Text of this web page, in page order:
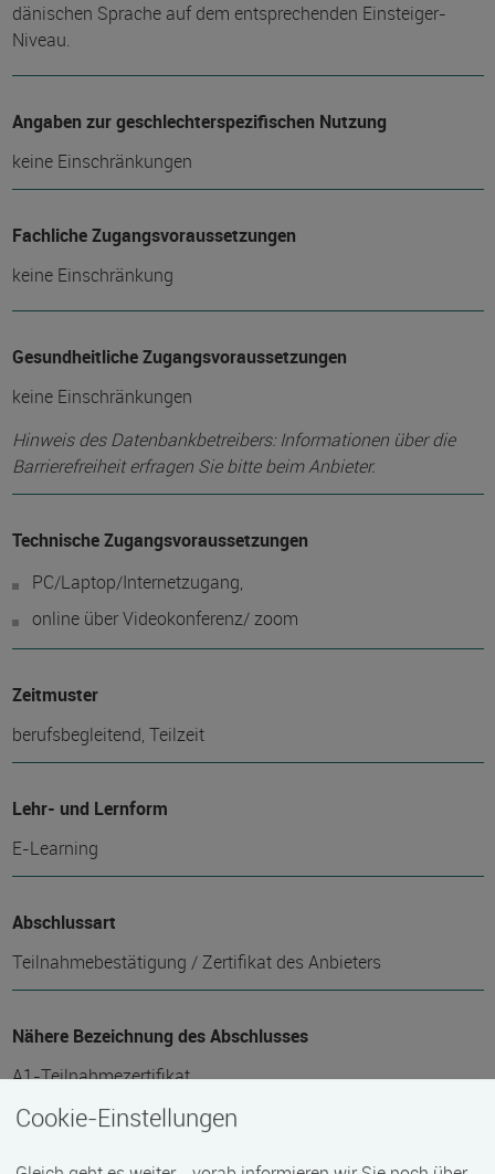
dänischen Sprache auf dem entsprechenden Einsteiger-
Niveau.
Angaben zur geschlechterspezifischen Nutzung
keine Einschränkungen
Fachliche Zugangsvoraussetzungen
keine Einschränkung
Gesundheitliche Zugangsvoraussetzungen
keine Einschränkungen
Hinweis des Datenbankbetreibers: Informationen über die
Barrierefreiheit erfragen Sie bitte beim Anbieter.
Technische Zugangsvoraussetzungen
PC/Laptop/Internetzugang,
online über Videokonferenz/ zoom
Zeitmuster
berufsbegleitend, Teilzeit
Lehr- und Lernform
E-Learning
Abschlussart
Teilnahmebestätigung / Zertifikat des Anbieters
Nähere Bezeichnung des Abschlusses
A1-Teilnahmezertifikat
Cookie-Einstellungen